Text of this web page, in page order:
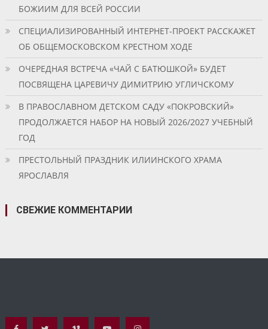
БОЖИИМ ДЛЯ ВСЕЙ РОССИИ
СПЕЦИАЛИЗИРОВАННЫЙ ИНТЕРНЕТ-ПРОЕКТ РАССКАЖЕТ
ОБ ОБЩЕМОСКОВСКОМ КРЕСТНОМ ХОДЕ
ОЧЕРЕДНАЯ ВСТРЕЧА «ЧАЙ С БАТЮШКОЙ» БУДЕТ
ПОСВЯЩЕНА ЦАРЕВИЧУ ДИМИТРИЮ УГЛИЧСКОМУ
В ПРАВОСЛАВНОМ ДЕТСКОМ САДУ «ПОКРОВСКИЙ»
ПРОДОЛЖАЕТСЯ НАБОР НА НОВЫЙ 2026/2027 УЧЕБНЫЙ
ГОД
ПРЕСТОЛЬНЫЙ ПРАЗДНИК ИЛИИНСКОГО ХРАМА
ЯРОСЛАВЛЯ
СВЕЖИЕ КОММЕНТАРИИ